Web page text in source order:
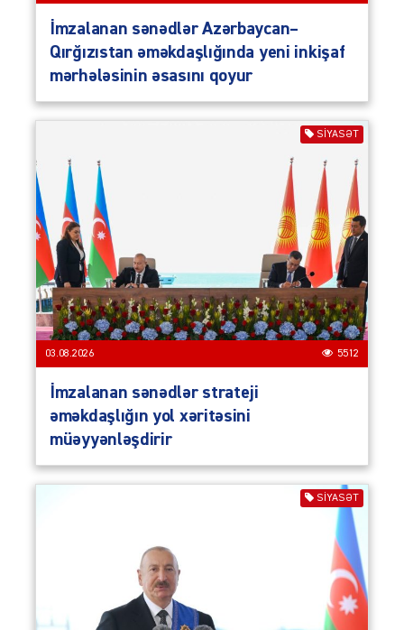
İmzalanan sənədlər Azərbaycan–
Qırğızıstan əməkdaşlığında yeni inkişaf
mərhələsinin əsasını qoyur
SIYASƏT
03.08.2026 5512
İmzalanan sənədlər strateji
əməkdaşlığın yol xəritəsini
müəyyənləşdirir
SIYASƏT